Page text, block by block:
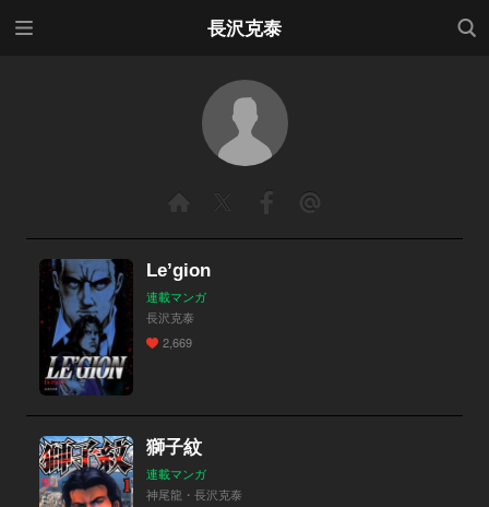
長沢克泰
検索
Le’gion
連載マンガ
長沢克泰
2,669
獅子紋
連載マンガ
神尾龍・長沢克泰